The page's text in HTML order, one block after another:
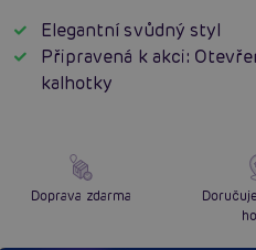
Elegantní svůdný styl
Připravená k akci:
kalhotky
Doprava zdarma